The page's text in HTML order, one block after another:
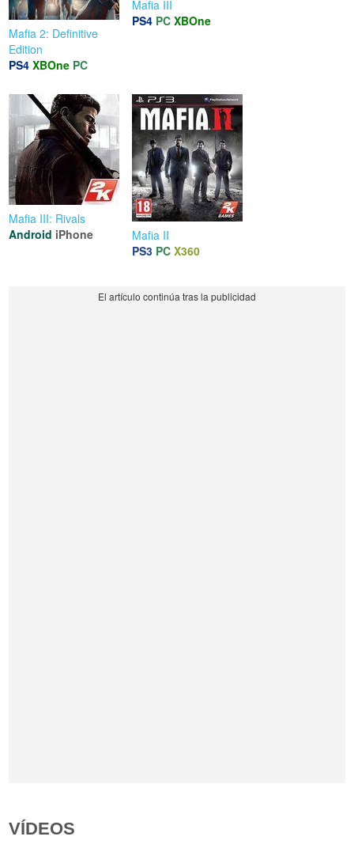
Mafia 2: Definitive
Edition
PS4 XBOne PC
Mafia III
PS4 PC XBOne
Mafia III: Rivals
Android iPhone
Mafia II
PS3 PC X360
VÍDEOS